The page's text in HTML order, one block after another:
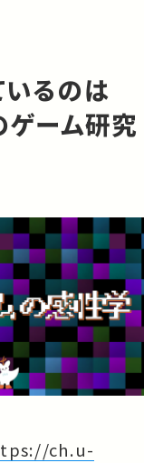
るのは
ゲーム研究
ch.u-